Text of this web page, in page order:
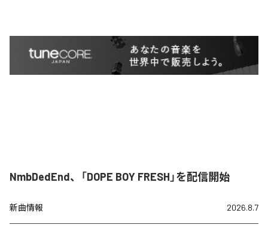
NmbDedEnd、「DOPE BOY FRESH」を配信開始
新曲情報 2026.8.7